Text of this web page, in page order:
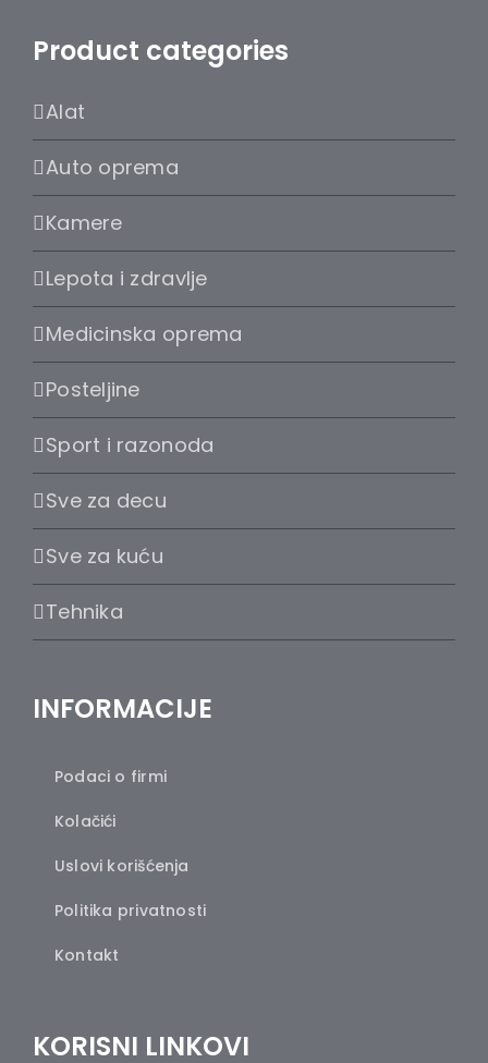
Product categories
Alat
Auto oprema
Kamere
Lepota i zdravlje
Medicinska oprema
Posteljine
Sport i razonoda
Sve za decu
Sve za kuću
Tehnika
INFORMACIJE
Podaci o firmi
Kolačići
Uslovi korišćenja
Politika privatnosti
Kontakt
KORISNI LINKOVI